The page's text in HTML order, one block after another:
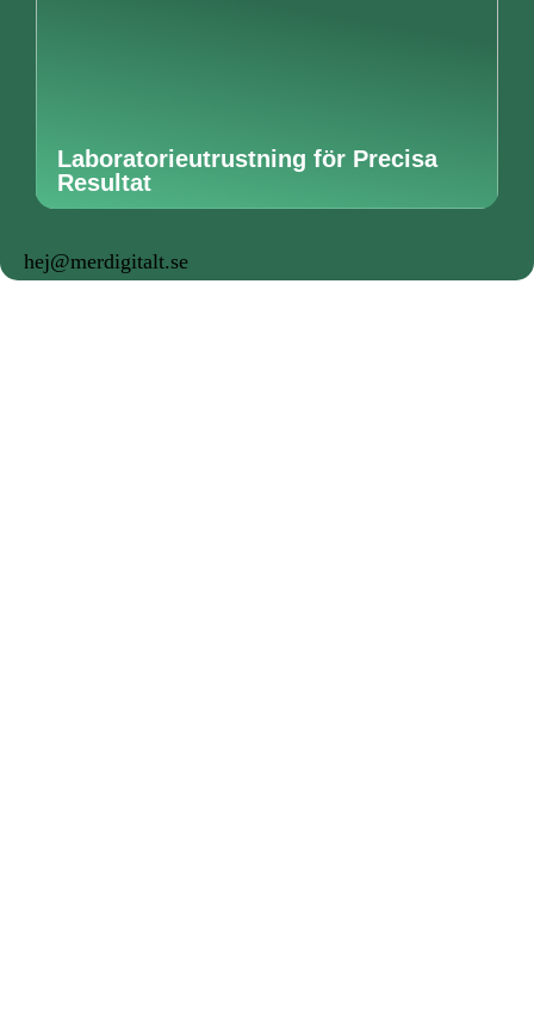
Laboratorieutrustning för Precisa
Resultat
hej@merdigitalt.se